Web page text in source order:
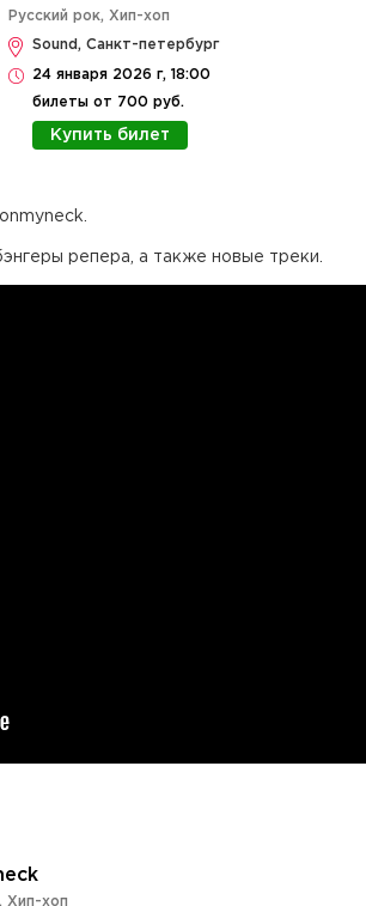
Русский рок, Хип-хоп
Sound, Санкт-петербург
24 января 2026 г, 18:00
билеты от 700 руб.
Купить билет
репера, а также новые треки.
, Хип-хоп